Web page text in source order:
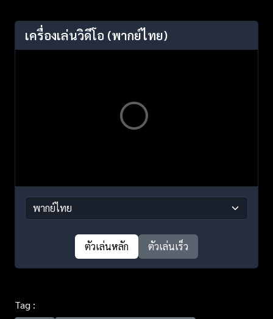
เครื่องเล่นวิดีโอ (พากย์ไทย)
ตัวเล่นหลัก ตัวเล่นเร็ว
Tag :